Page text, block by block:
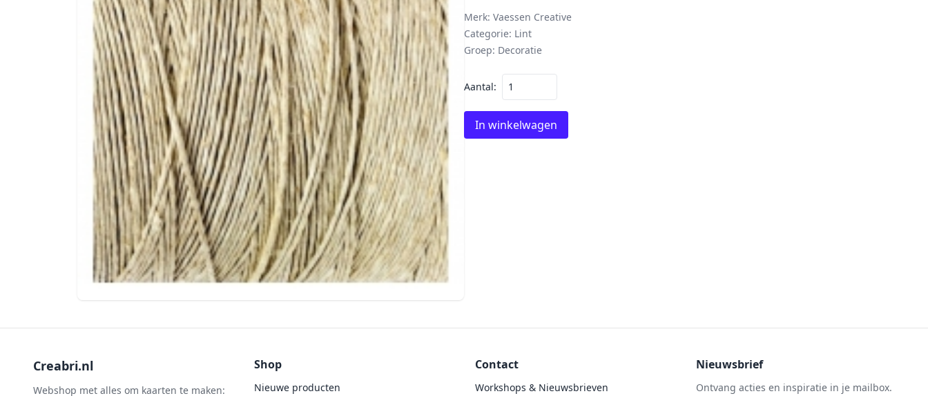
Merk: Vaessen Creative
Categorie: Lint
Groep: Decoratie
Aantal:
In winkelwagen
Creabri.nl
Webshop met alles om kaarten te maken:
Shop
Nieuwe producten
Contact
Workshops & Nieuwsbrieven
Nieuwsbrief
Ontvang acties en inspiratie in je mailbox.